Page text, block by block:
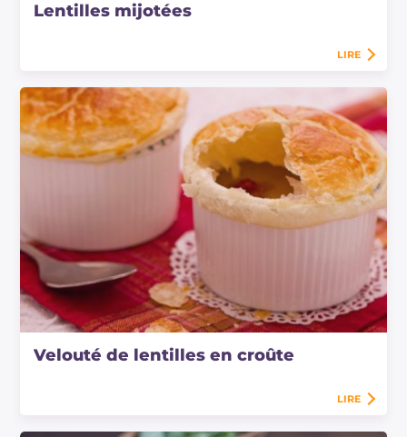
Lentilles mijotées
LIRE
Velouté de lentilles en croûte
LIRE